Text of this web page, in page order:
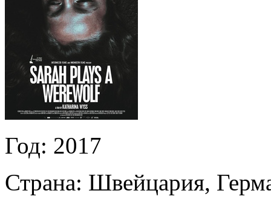
Год: 2017
Страна: Швейцария,